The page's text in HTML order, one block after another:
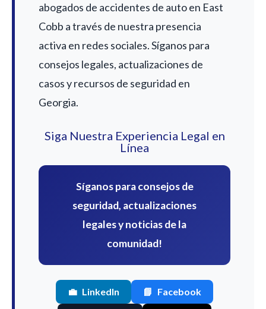
abogados de accidentes de auto en East
Cobb a través de nuestra presencia
activa en redes sociales. Síganos para
consejos legales, actualizaciones de
casos y recursos de seguridad en
Georgia.
Siga Nuestra Experiencia Legal en
Línea
Síganos para consejos de
seguridad, actualizaciones
legales y noticias de la
comunidad!
💼 LinkedIn 📘 Facebook